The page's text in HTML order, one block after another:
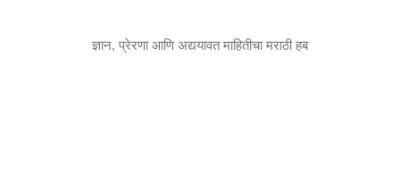
ज्ञान, प्रेरणा आणि अद्ययावत माहितीचा मराठी हब